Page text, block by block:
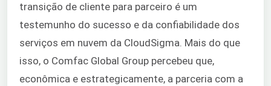
transição de cliente para parceiro é um
testemunho do sucesso e da confiabilidade dos
serviços em nuvem da CloudSigma. Mais do que
isso, o Comfac Global Group percebeu que,
econômica e estrategicamente, a parceria com a